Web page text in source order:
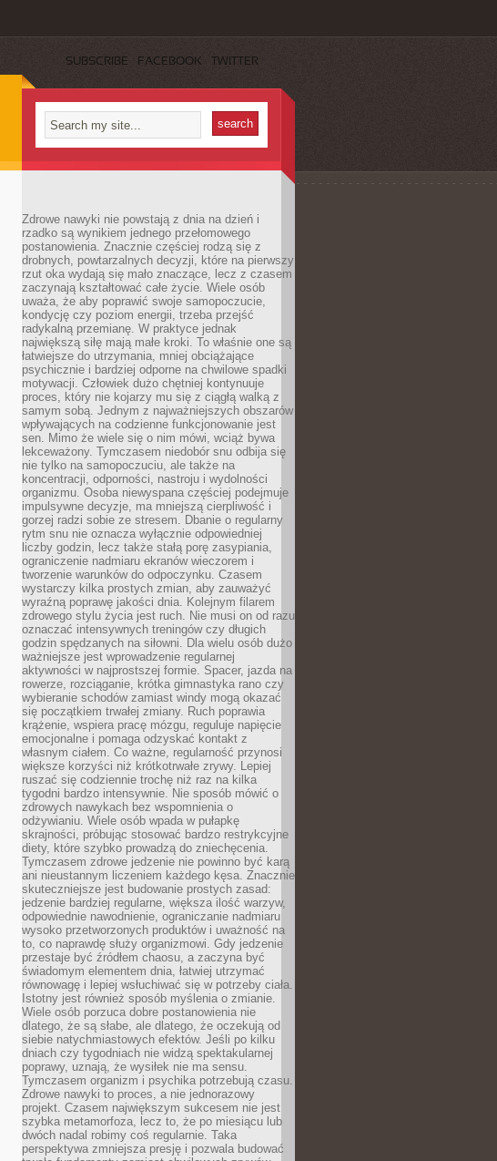
SUBSCRIBE FACEBOOK TWITTER
Zdrowe nawyki nie powstają z dnia na dzień i
rzadko są wynikiem jednego przełomowego
postanowienia. Znacznie częściej rodzą się z
drobnych, powtarzalnych decyzji, które na pierwszy
rzut oka wydają się mało znaczące, lecz z czasem
zaczynają kształtować całe życie. Wiele osób
uważa, że aby poprawić swoje samopoczucie,
kondycję czy poziom energii, trzeba przejść
radykalną przemianę. W praktyce jednak
największą siłę mają małe kroki. To właśnie one są
łatwiejsze do utrzymania, mniej obciążające
psychicznie i bardziej odporne na chwilowe spadki
motywacji. Człowiek dużo chętniej kontynuuje
proces, który nie kojarzy mu się z ciągłą walką z
samym sobą. Jednym z najważniejszych obszarów
wpływających na codzienne funkcjonowanie jest
sen. Mimo że wiele się o nim mówi, wciąż bywa
lekceważony. Tymczasem niedobór snu odbija się
nie tylko na samopoczuciu, ale także na
koncentracji, odporności, nastroju i wydolności
organizmu. Osoba niewyspana częściej podejmuje
impulsywne decyzje, ma mniejszą cierpliwość i
gorzej radzi sobie ze stresem. Dbanie o regularny
rytm snu nie oznacza wyłącznie odpowiedniej
liczby godzin, lecz także stałą porę zasypiania,
ograniczenie nadmiaru ekranów wieczorem i
tworzenie warunków do odpoczynku. Czasem
wystarczy kilka prostych zmian, aby zauważyć
wyraźną poprawę jakości dnia. Kolejnym filarem
zdrowego stylu życia jest ruch. Nie musi on od razu
oznaczać intensywnych treningów czy długich
godzin spędzanych na siłowni. Dla wielu osób dużo
ważniejsze jest wprowadzenie regularnej
aktywności w najprostszej formie. Spacer, jazda na
rowerze, rozciąganie, krótka gimnastyka rano czy
wybieranie schodów zamiast windy mogą okazać
się początkiem trwałej zmiany. Ruch poprawia
krążenie, wspiera pracę mózgu, reguluje napięcie
emocjonalne i pomaga odzyskać kontakt z
własnym ciałem. Co ważne, regularność przynosi
większe korzyści niż krótkotrwałe zrywy. Lepiej
ruszać się codziennie trochę niż raz na kilka
tygodni bardzo intensywnie. Nie sposób mówić o
zdrowych nawykach bez wspomnienia o
odżywianiu. Wiele osób wpada w pułapkę
skrajności, próbując stosować bardzo restrykcyjne
diety, które szybko prowadzą do zniechęcenia.
Tymczasem zdrowe jedzenie nie powinno być karą
ani nieustannym liczeniem każdego kęsa. Znacznie
skuteczniejsze jest budowanie prostych zasad:
jedzenie bardziej regularne, większa ilość warzyw,
odpowiednie nawodnienie, ograniczanie nadmiaru
wysoko przetworzonych produktów i uważność na
to, co naprawdę służy organizmowi. Gdy jedzenie
przestaje być źródłem chaosu, a zaczyna być
świadomym elementem dnia, łatwiej utrzymać
równowagę i lepiej wsłuchiwać się w potrzeby ciała.
Istotny jest również sposób myślenia o zmianie.
Wiele osób porzuca dobre postanowienia nie
dlatego, że są słabe, ale dlatego, że oczekują od
siebie natychmiastowych efektów. Jeśli po kilku
dniach czy tygodniach nie widzą spektakularnej
poprawy, uznają, że wysiłek nie ma sensu.
Tymczasem organizm i psychika potrzebują czasu.
Zdrowe nawyki to proces, a nie jednorazowy
projekt. Czasem największym sukcesem nie jest
szybka metamorfoza, lecz to, że po miesiącu lub
dwóch nadal robimy coś regularnie. Taka
perspektywa zmniejsza presję i pozwala budować